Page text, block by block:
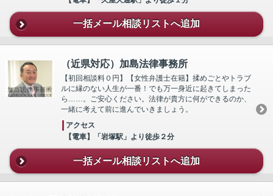
一括メール相談リストへ追加
（近県対応）加島法律事務所
【初回相談料０円】【女性弁護士在籍】揉めごとやトラブ
ルに縁のない人生が一番！でも万一身近に起きてしまった
ら……。ご安心ください。法律が貴方に何ができるのか、
一緒に考えて前に進んでいきましょう。
アクセス
【電車】「岩塚駅」より徒歩２分
一括メール相談リストへ追加